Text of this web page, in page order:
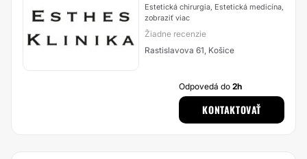
Estetická chirurgia, Estetická medicína,
zobraziť viac
Žiadne recenzie
Rastislavova 61, Košice
Odpovedá do2h
KONTAKTOVAŤ